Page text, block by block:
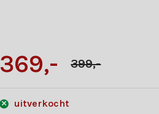
369,- 399,-
uitverkocht